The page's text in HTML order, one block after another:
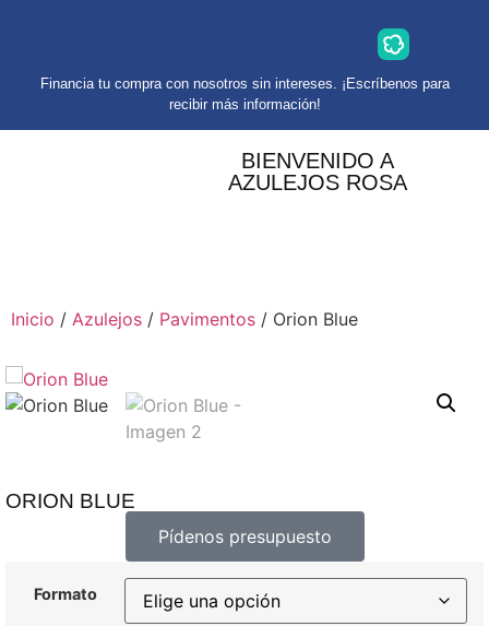
Financia tu compra con nosotros sin intereses. ¡Escríbenos para
recibir más información!
BIENVENIDO A
AZULEJOS ROSA
Inicio / Azulejos / Pavimentos / Orion Blue
ORION BLUE
Pídenos presupuesto
Formato